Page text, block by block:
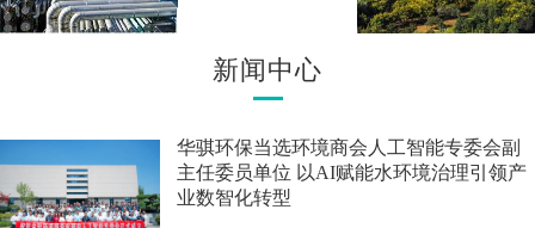
新闻中心
华骐环保当选环境商会人工智能专委会副
主任委员单位 以AI赋能水环境治理引领产
业数智化转型